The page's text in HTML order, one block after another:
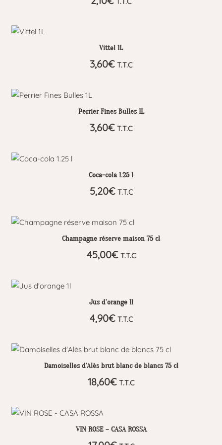
Vittel 1L
3,60€ T.T.C
Perrier Fines Bulles 1L
3,60€ T.T.C
Coca-cola 1.25 l
5,20€ T.T.C
Champagne réserve maison 75 cl
45,00€ T.T.C
Jus d’orange 1l
4,90€ T.T.C
Damoiselles d’Alès brut blanc de blancs 75 cl
18,60€ T.T.C
VIN ROSE – CASA ROSSA